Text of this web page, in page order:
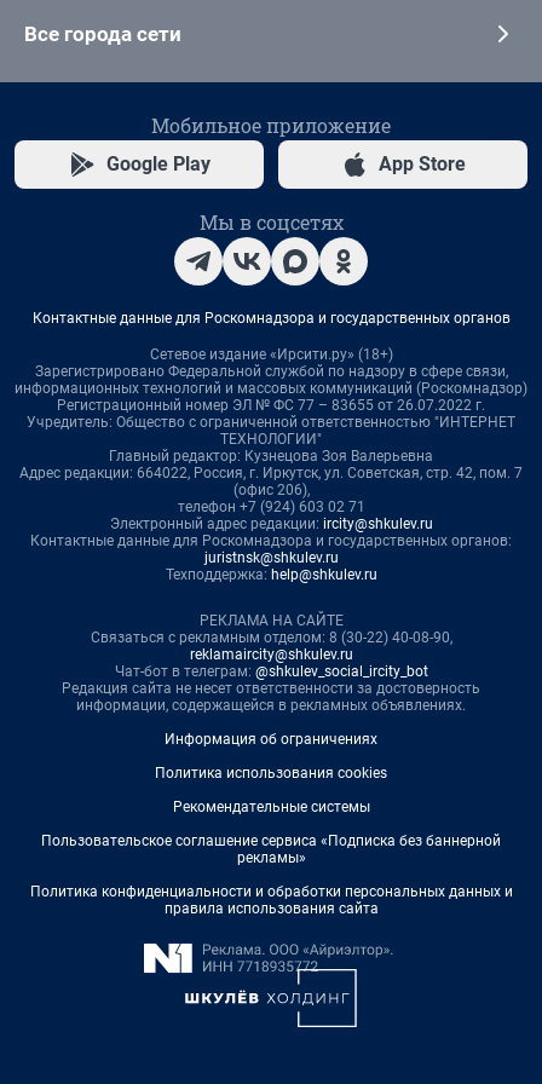
Все города сети
Мобильное приложение
Google Play App Store
Мы в соцсетях
Контактные данные для Роскомнадзора и государственных органов
Сетевое издание «Ирсити.ру» (18+)
Зарегистрировано Федеральной службой по надзору в сфере связи,
информационных технологий и массовых коммуникаций (Роскомнадзор)
Регистрационный номер ЭЛ № ФС 77 – 83655 от 26.07.2022 г.
Учредитель: Общество с ограниченной ответственностью "ИНТЕРНЕТ
ТЕХНОЛОГИИ"
Главный редактор: Кузнецова Зоя Валерьевна
Адрес редакции: 664022, Россия, г. Иркутск, ул. Советская, стр. 42, пом. 7
(офис 206),
телефон +7 (924) 603 02 71
Электронный адрес редакции: ircity@shkulev.ru
Контактные данные для Роскомнадзора и государственных органов:
juristnsk@shkulev.ru
Техподдержка: help@shkulev.ru
РЕКЛАМА НА САЙТЕ
Связаться с рекламным отделом: 8 (30-22) 40-08-90,
reklamaircity@shkulev.ru
Чат-бот в телеграм: @shkulev_social_ircity_bot
Редакция сайта не несет ответственности за достоверность
информации, содержащейся в рекламных объявлениях.
Информация об ограничениях
Политика использования cookies
Рекомендательные системы
Пользовательское соглашение сервиса «Подписка без баннерной
рекламы»
Политика конфиденциальности и обработки персональных данных и
правила использования сайта